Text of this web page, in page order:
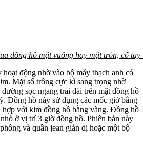
đồng hồ mặt vuông hay mặt tròn, cổ
động nhờ vào bộ máy thạch anh có
Mặt số trông cực kì sang trọng nhờ
sọc ngang trải dài trên mặt đồng hồ
Đồng hồ này sử dụng các mốc giờ bằng
hợp với kim đồng hồ bằng vàng. Đồng hồ
ở vị trí 3 giờ đồng hồ. Phiên bản này
và quần jean giản dị hoặc một bộ